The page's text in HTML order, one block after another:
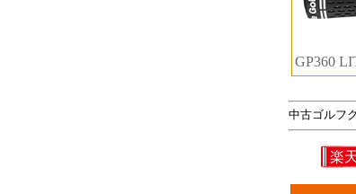
GP360
中古ゴルフ
楽